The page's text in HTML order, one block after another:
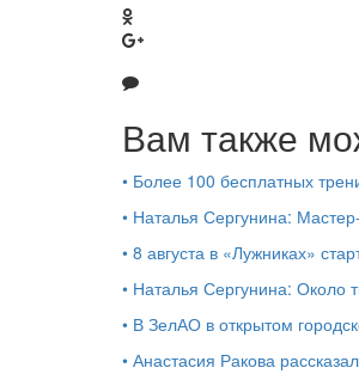
Вам также
• Более 100 бесплатных
• Наталья Сергунина:
• 8 августа в «Лужниках»
• Наталья Сергунина: Около
• В ЗелАО в открытом
• Анастасия Ракова